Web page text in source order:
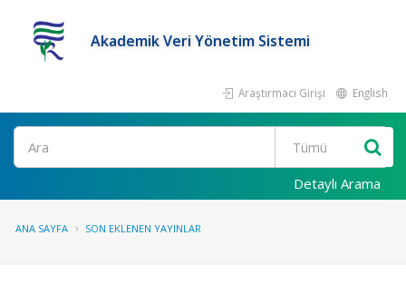
Akademik Veri Yönetim Sistemi
Araştırmacı Girişi English
Ara
Detaylı Arama
ANA SAYFA SON EKLENEN YAYINLAR